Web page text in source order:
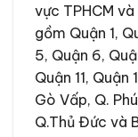
vực TPHCM
gồm Quận 1,
5, Quận 6,
Quận 11, Quận
Gò Vấp, Q.
Q.Thủ Đức và